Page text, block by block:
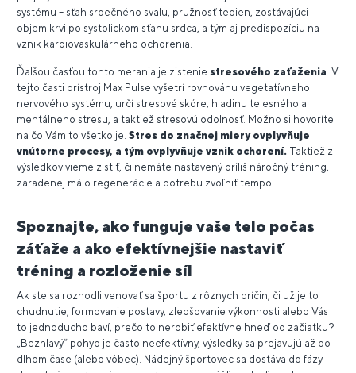
systému – sťah srdečného svalu, pružnosť tepien, zostávajúci
objem krvi po systolickom sťahu srdca, a tým aj predispozíciu na
vznik kardiovaskulárneho ochorenia.
Ďalšou časťou tohto merania je zistenie stresového zaťaženia . V
tejto časti prístroj Max Pulse vyšetrí rovnováhu vegetatívneho
nervového systému, určí stresové skóre, hladinu telesného a
mentálneho stresu, a taktiež stresovú odolnosť. Možno si hovoríte
na čo Vám to všetko je. Stres do značnej miery ovplyvňuje
vnútorne procesy, a tým ovplyvňuje vznik ochorení. Taktiež z
výsledkov vieme zistiť, či nemáte nastavený príliš náročný tréning,
zaradenej málo regenerácie a potrebu zvoľniť tempo.
Spoznajte, ako funguje vaše telo počas
záťaže a ako efektívnejšie nastaviť
tréning a rozloženie síl
Ak ste sa rozhodli venovať sa športu z rôznych príčin, či už je to
chudnutie, formovanie postavy, zlepšovanie výkonnosti alebo Vás
to jednoducho baví, prečo to nerobiť efektívne hneď od začiatku?
„Bezhlavý“ pohyb je často neefektívny, výsledky sa prejavujú až po
dlhom čase (alebo vôbec). Nádejný športovec sa dostáva do fázy